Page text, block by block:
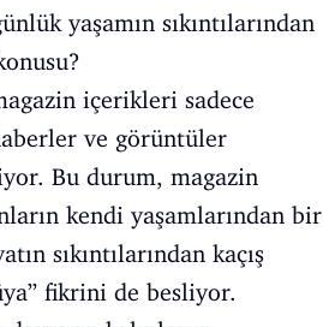
yaşamın sıkıntılarından
içerikleri sadece
ve görüntüler
Bu durum, magazin
kendi yaşamlarından bir
sıkıntılarından kaçış
fikrini de besliyor.